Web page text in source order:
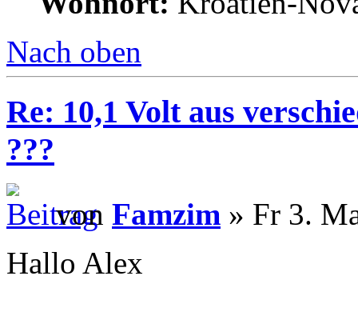
Nach oben
Re: 10,1 Volt aus
???
von Famzim » Fr 3.
Hallo Alex